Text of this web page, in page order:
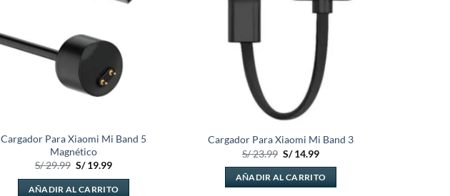
Cargador Para Xiaomi Mi Band 5
Magnético
S/29.99 El
original
S/19.99El
actual
AÑADIR AL CARRITO
Cargador Para Xiaomi Mi Band 3
S/23.99 El
original
era:
S/14.99El
actual
es:
AÑADIR AL CARRITO